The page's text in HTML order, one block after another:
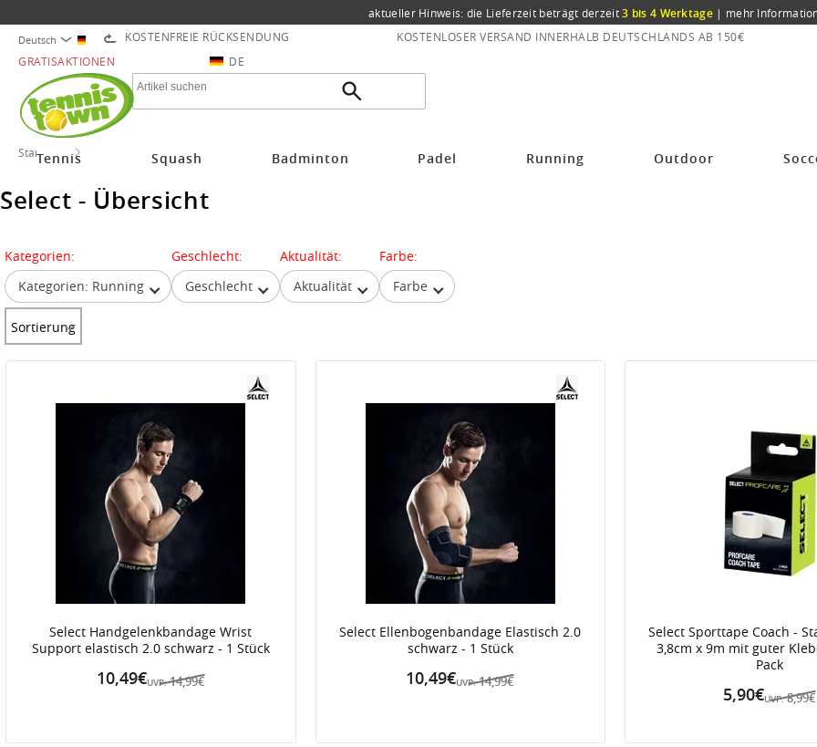
aktueller Hinweis: die Lieferzeit beträgt derzeit3 bis 4 Werktage | mehr
Deutsch KOSTENFREIE RÜCKSENDUNG KOSTENLOSER VERSAND INNERHALB DEUTSCHLANDS AB 150€
GRATISAKTIONEN
DE
Tennis Squash Badminton Padel Running Outdoor
Startseite
Select - Übersicht
Kategorien:
Kategorien: Running
Geschlecht:
Geschlecht
Aktualität:
Aktualität
Farbe:
Farbe
Sortierung
Select Handgelenkbandage Wrist
Support elastisch 2.0 schwarz - 1 Stück
UVP: 14,99€
10,49€
Select Ellenbogenbandage Elastisch 2.0
schwarz - 1 Stück
UVP: 14,99€
10,49€
Select Sporttape Coach -
3,8cm x 9m mit guter
Pack
UVP: 8,99€
5,90€